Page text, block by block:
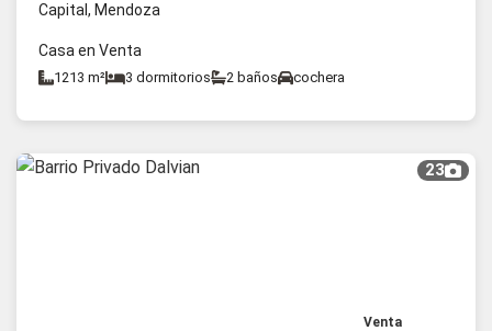
Capital, Mendoza
Casa en Venta
1213 m² 3 dormitorios 2 baños cochera
23
Venta